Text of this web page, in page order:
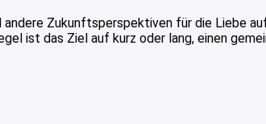
Zukunftsperspektiven für die Liebe
ist das Ziel auf kurz oder lang, einen